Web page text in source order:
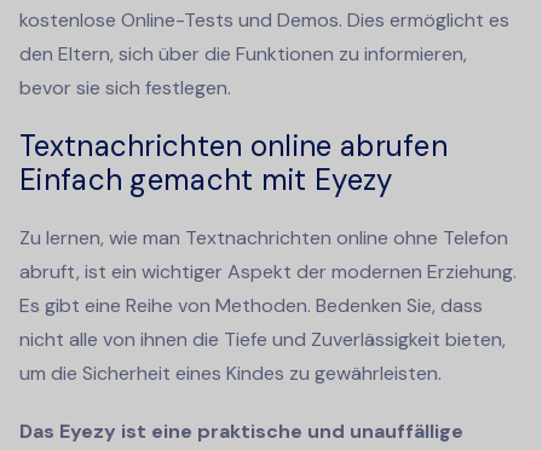
kostenlose Online-Tests und Demos. Dies ermöglicht es
den Eltern, sich über die Funktionen zu informieren,
bevor sie sich festlegen.
Textnachrichten online abrufen
Einfach gemacht mit Eyezy
Zu lernen, wie man Textnachrichten online ohne Telefon
abruft, ist ein wichtiger Aspekt der modernen Erziehung.
Es gibt eine Reihe von Methoden. Bedenken Sie, dass
nicht alle von ihnen die Tiefe und Zuverlässigkeit bieten,
um die Sicherheit eines Kindes zu gewährleisten.
Das Eyezy ist eine praktische und unauffällige